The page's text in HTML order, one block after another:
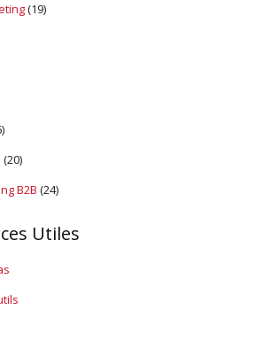
(19)
(20)
B2B (24)
Utiles